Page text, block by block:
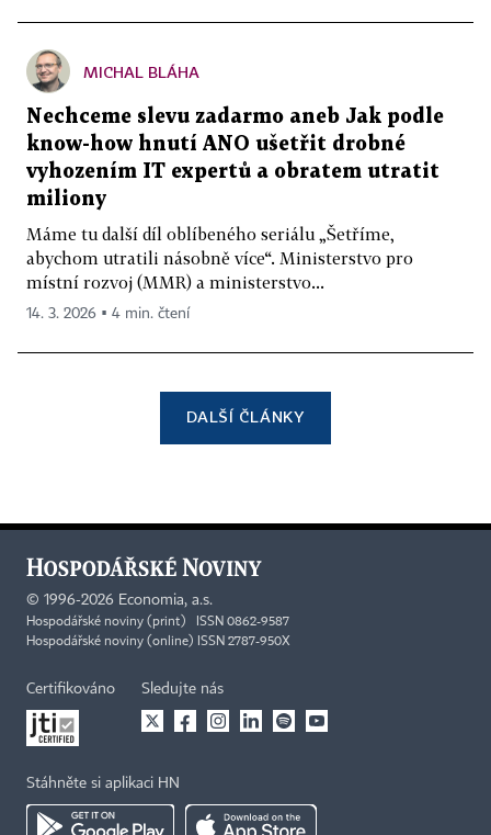
MICHAL BLÁHA
Nechceme slevu zadarmo aneb Jak podle
know-how hnutí ANO ušetřit drobné
vyhozením IT expertů a obratem utratit
miliony
Máme tu další díl oblíbeného seriálu „Šetříme,
abychom utratili násobně více“. Ministerstvo pro
místní rozvoj (MMR) a ministerstvo...
14. 3. 2026 ▪ 4 min. čtení
DALŠÍ ČLÁNKY
© 1996-2026 Economia, a.s.
Hospodářské noviny (print) ISSN 0862-9587
Hospodářské noviny (online) ISSN 2787-950X
Certifikováno Sledujte nás
Stáhněte si aplikaci HN